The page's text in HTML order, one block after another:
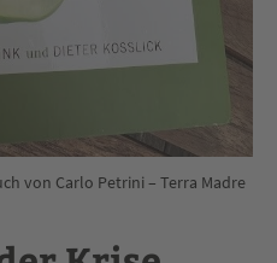
von Carlo Petrini – Terra Madre